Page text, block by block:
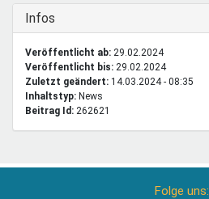
Ausblenden
Infos
Veröffentlicht ab: 29.02.2024
Veröffentlicht bis: 29.02.2024
Zuletzt geändert: 14.03.2024 - 08:35
Inhaltstyp:
news
Beitrag Id: 262621
Folge uns: